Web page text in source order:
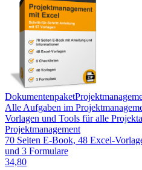
Dokumentenpaket
Alle Aufgaben im
Vorlagen und Tools für alle
Projektmanagement
70 Seiten E-Book, 48 Excel-
und 3 Formulare
34,80